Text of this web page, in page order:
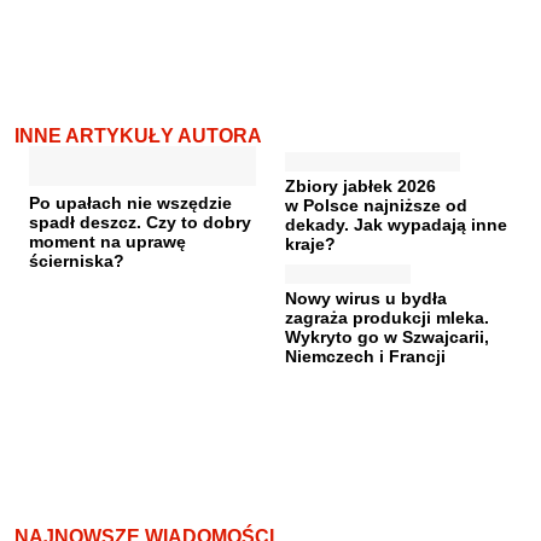
INNE ARTYKUŁY AUTORA
Po upałach nie wszędzie
spadł deszcz. Czy to dobry
moment na uprawę
ścierniska?
Zbiory jabłek 2026
w Polsce najniższe od
dekady. Jak wypadają inne
kraje?
Nowy wirus u bydła
zagraża produkcji mleka.
Wykryto go w Szwajcarii,
Niemczech i Francji
NAJNOWSZE WIADOMOŚCI